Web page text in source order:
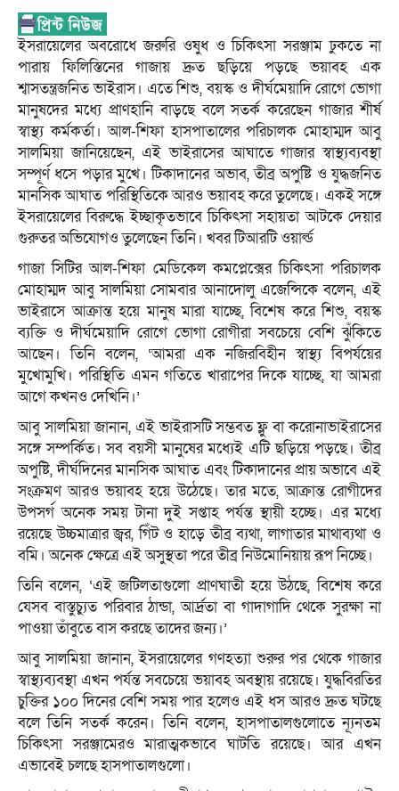
ইসরায়েলের অবরোধে জরুরি ওষুধ ও চিকিৎসা সরঞ্জাম ঢুকতে না
পারায় ফিলিস্তিনের গাজায় দ্রুত ছড়িয়ে পড়ছে ভয়াবহ এক
শ্বাসতন্ত্রজনিত ভাইরাস। এতে শিশু, বয়স্ক ও দীর্ঘমেয়াদি রোগে ভোগা
মানুষদের মধ্যে প্রাণহানি বাড়ছে বলে সতর্ক করেছেন গাজার শীর্ষ
স্বাস্থ্য কর্মকর্তা। আল-শিফা হাসপাতালের পরিচালক মোহাম্মদ আবু
সালমিয়া জানিয়েছেন, এই ভাইরাসের আঘাতে গাজার স্বাস্থ্যব্যবস্থা
সম্পূর্ণ ধসে পড়ার মুখে। টিকাদানের অভাব, তীব্র অপুষ্টি ও যুদ্ধজনিত
মানসিক আঘাত পরিস্থিতিকে আরও ভয়াবহ করে তুলেছে। একই সঙ্গে
ইসরায়েলের বিরুদ্ধে ইচ্ছাকৃতভাবে চিকিৎসা সহায়তা আটকে দেয়ার
গুরুতর অভিযোগও তুলেছেন তিনি। খবর টিআরটি ওয়ার্ল্ড
গাজা সিটির আল-শিফা মেডিকেল কমপ্লেক্সের চিকিৎসা পরিচালক
মোহাম্মদ আবু সালমিয়া সোমবার আনাদোলু এজেন্সিকে বলেন, এই
ভাইরাসে আক্রান্ত হয়ে মানুষ মারা যাচ্ছে, বিশেষ করে শিশু, বয়স্ক
ব্যক্তি ও দীর্ঘমেয়াদি রোগে ভোগা রোগীরা সবচেয়ে বেশি ঝুঁকিতে
আছেন। তিনি বলেন, ‘আমরা এক নজিরবিহীন স্বাস্থ্য বিপর্যয়ের
মুখোমুখি। পরিস্থিতি এমন গতিতে খারাপের দিকে যাচ্ছে, যা আমরা
আগে কখনও দেখিনি।’
আবু সালমিয়া জানান, এই ভাইরাসটি সম্ভবত ফ্লু বা করোনাভাইরাসের
সঙ্গে সম্পর্কিত। সব বয়সী মানুষের মধ্যেই এটি ছড়িয়ে পড়ছে। তীব্র
অপুষ্টি, দীর্ঘদিনের মানসিক আঘাত এবং টিকাদানের প্রায় অভাবে এই
সংক্রমণ আরও ভয়াবহ হয়ে উঠেছে। তার মতে, আক্রান্ত রোগীদের
উপসর্গ অনেক সময় টানা দুই সপ্তাহ পর্যন্ত স্থায়ী হচ্ছে। এর মধ্যে
রয়েছে উচ্চমাত্রার জ্বর, গিঁট ও হাড়ে তীব্র ব্যথা, লাগাতার মাথাব্যথা ও
বমি। অনেক ক্ষেত্রে এই অসুস্থতা পরে তীব্র নিউমোনিয়ায় রূপ নিচ্ছে।
তিনি বলেন, ‘এই জটিলতাগুলো প্রাণঘাতী হয়ে উঠছে, বিশেষ করে
যেসব বাস্তুচ্যুত পরিবার ঠান্ডা, আর্দ্রতা বা গাদাগাদি থেকে সুরক্ষা না
পাওয়া তাঁবুতে বাস করছে তাদের জন্য।’
আবু সালমিয়া জানান, ইসরায়েলের গণহত্যা শুরুর পর থেকে গাজার
স্বাস্থ্যব্যবস্থা এখন পর্যন্ত সবচেয়ে ভয়াবহ অবস্থায় রয়েছে। যুদ্ধবিরতির
চুক্তির ১০০ দিনের বেশি সময় পার হলেও এই ধস আরও দ্রুত ঘটছে
বলে তিনি সতর্ক করেন। তিনি বলেন, হাসপাতালগুলোতে ন্যূনতম
চিকিৎসা সরঞ্জামেরও মারাত্মকভাবে ঘাটতি রয়েছে। আর এখন
এভাবেই চলছে হাসপাতালগুলো।